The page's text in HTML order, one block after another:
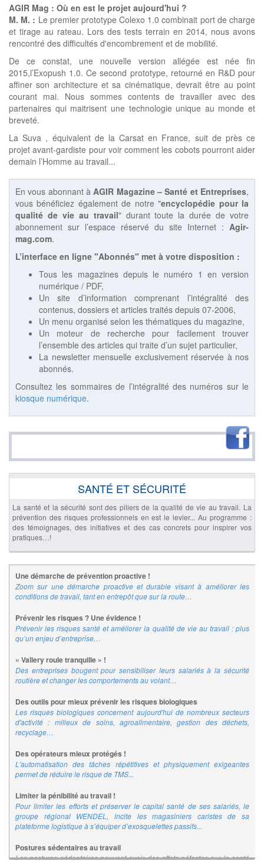
AGIR Mag : Où en est le projet aujourd'hui ?
M. M. : Le premier prototype Colexo 1.0 combinait port de charge
et tirage au rateau. Lors des tests terrain en 2014, nous avons
rencontré des difficultés d'encombrement et de mobilité.
De ce constat, une nouvelle version allégée est née fin
2015,l’Exopush 1.0. Ce second prototype, retourné en R&D pour
affiner son architecture et sa cinématique, devrait être au point
courant mai. Nous sommes contents de travailler avec des
partenaires qui maitrisent une technologie unique au monde et
breveté.
La Suva , équivalent de la Carsat en France, suit de près ce
projet avant-gardiste pour voir comment les cobots pourront aider
demain l’Homme au travail...
En vous abonnant àAGIR Magazine – Santé et Entreprises,
vous bénéficiez également de notre "encyclopédie pour la
qualité de vie au travail" durant toute la durée de votre
abonnement sur l’espace réservé du site Internet : Agir-
mag.com.
L’interface en ligne "Abonnés" met à votre disposition :
Tous les magazines depuis le numéro 1 en version
numérique / PDF,
Un site d’information comprenant l’intégralité des
contenus, dossiers et articles traités depuis 07-2006,
Un menu organisé selon les thématiques du magazine,
Un moteur de recherche pour facilement trouver
l’ensemble des articles qui traite d’un sujet particulier,
La newsletter mensuelle exclusivement réservée à nos
abonnés.
Consultez les sommaires de l’intégralité des numéros sur le
kiosque numérique.
SANTÉ ET SÉCURITÉ
La santé et la sécurité sont des piliers de la qualité de vie au travail. La
prévention des risques professionnels en est le levier... Au programme :
des témoignages, des initiatives et des cas concrets pour inspirer vos
pratiques…!
Une démarche de prévention proactive !
Zoom sur une démarche proactive et durable visant à améliorer les
conditions de travail, tant en entrepôt que sur la route…
Prévenir les risques ? Une évidence !
Prévenir les risques santé et améliorer la qualité de vie au travail : plus
qu’un enjeu d’entreprise…
« Vallery roule tranquille » !
Des entreprises bougent pour sensibiliser leurs salariés à la sécurité
routière et changer les comportements au volant…
Des outils pour mieux prévenir les risques biologiques
Les risques biologiques concernent aujourd'hui de nombreux secteurs
d'activité : milieux de soins, agroalimentaire, gestion des déchets,
recyclage…
Des opérateurs mieux protégés !
L'automatisation des tâches répétitives et physiquement exigeantes
permet de réduire le risque de TMS...
Limiter la pénibilité au travail !
Pour limiter les efforts et préserver le capital santé de ses salariés, le
groupe régional WENDEL, incite les magasiniers caristes de sa
plateforme logistique à s’équiper d’exosquelettes passifs...
Postures sédentaires au travail
Les postures sédentaires peuvent avoir des effets néfastes sur la santé